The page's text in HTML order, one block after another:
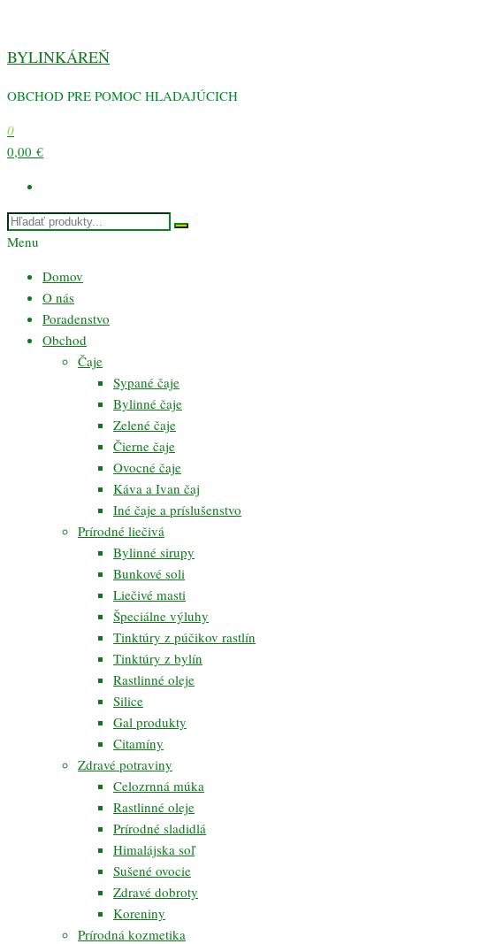
obsah
BYLINKÁREŇ
OBCHOD PRE POMOC HLADAJÚCICH
0
0,00 €
Menu
Domov
O nás
Poradenstvo
Obchod
Čaje
Sypané čaje
Bylinné čaje
Zelené čaje
Čierne čaje
Ovocné čaje
Káva a Ivan čaj
Iné čaje a príslušenstvo
Prírodné liečivá
Bylinné sirupy
Bunkové soli
Liečivé masti
Špeciálne výluhy
Tinktúry z púčikov rastlín
Tinktúry z bylín
Rastlinné oleje
Silice
Gal produkty
Citamíny
Zdravé potraviny
Celozrnná múka
Rastlinné oleje
Prírodné sladidlá
Himalájska soľ
Sušené ovocie
Zdravé dobroty
Koreniny
Prírodná kozmetika